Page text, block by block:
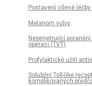
Postavení cílené
Melanom vulvy
Nepenetrující
operaci (TVT)
Profylaktické užití
Solubilní Toll-like
komplikovaných